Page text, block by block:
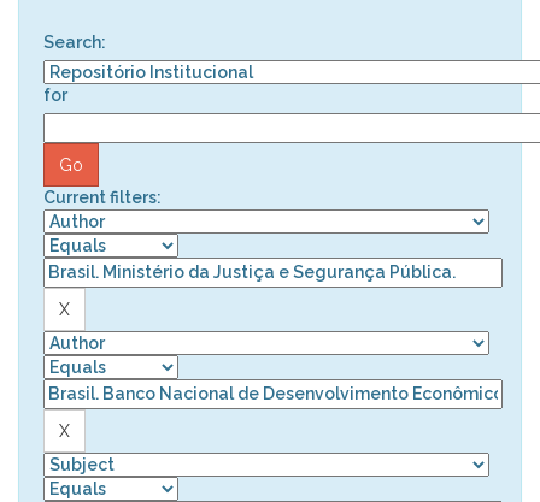
Search:
for
Current filters: